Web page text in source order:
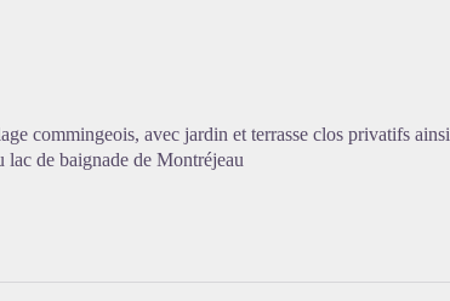
commingeois, avec jardin et terrasse clos privatifs ainsi
de baignade de Montréjeau